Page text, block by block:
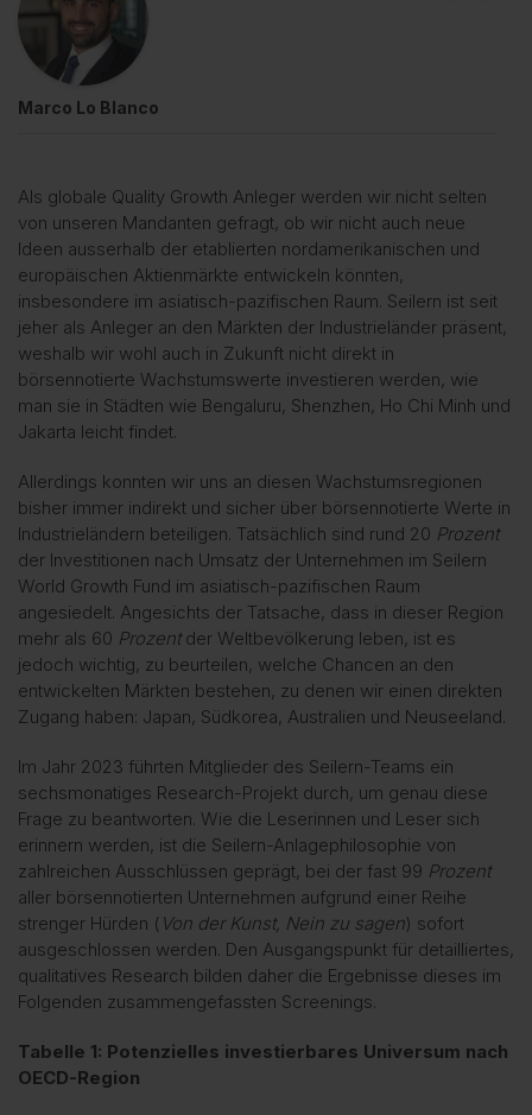
Marco Lo Blanco
Als globale Quality Growth Anleger werden wir nicht selten
von unseren Mandanten gefragt, ob wir nicht auch neue
Ideen ausserhalb der etablierten nordamerikanischen und
europäischen Aktienmärkte entwickeln könnten,
insbesondere im asiatisch-pazifischen Raum. Seilern ist seit
jeher als Anleger an den Märkten der Industrieländer präsent,
weshalb wir wohl auch in Zukunft nicht direkt in
börsennotierte Wachstumswerte investieren werden, wie
man sie in Städten wie Bengaluru, Shenzhen, Ho Chi Minh und
Jakarta leicht findet.
Allerdings konnten wir uns an diesen Wachstumsregionen
bisher immer indirekt und sicher über börsennotierte Werte in
Industrieländern beteiligen. Tatsächlich sind rund 20 Prozent
der Investitionen nach Umsatz der Unternehmen im Seilern
World Growth Fund im asiatisch-pazifischen Raum
angesiedelt. Angesichts der Tatsache, dass in dieser Region
mehr als 60 Prozentder Weltbevölkerung leben, ist es
jedoch wichtig, zu beurteilen, welche Chancen an den
entwickelten Märkten bestehen, zu denen wir einen direkten
Zugang haben: Japan, Südkorea, Australien und Neuseeland.
Im Jahr 2023 führten Mitglieder des Seilern-Teams ein
sechsmonatiges Research-Projekt durch, um genau diese
Frage zu beantworten. Wie die Leserinnen und Leser sich
erinnern werden, ist die Seilern-Anlagephilosophie von
zahlreichen Ausschlüssen geprägt, bei der fast 99 Prozent
aller börsennotierten Unternehmen aufgrund einer Reihe
strenger Hürden ( Von der Kunst, Nein zu sagen) sofort
ausgeschlossen werden. Den Ausgangspunkt für detailliertes,
qualitatives Research bilden daher die Ergebnisse dieses im
Folgenden zusammengefassten Screenings.
Tabelle 1: Potenzielles investierbares Universum nach
OECD-Region